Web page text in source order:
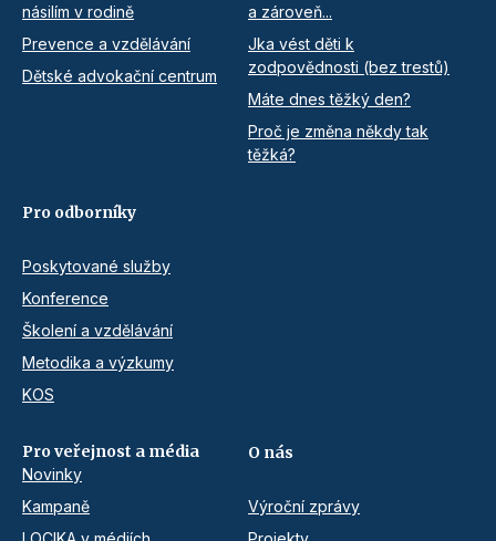
násilím v rodině
Prevence a vzdělávání
Dětské advokační centrum
a zároveň...
Jka vést děti k
zodpovědnosti (bez trestů)
Máte dnes těžký den?
Proč je změna někdy tak
těžká?
Pro odborníky
Poskytované služby
Konference
Školení a vzdělávání
Metodika a výzkumy
KOS
Pro veřejnost a média
Novinky
Kampaně
O nás
Výroční zprávy